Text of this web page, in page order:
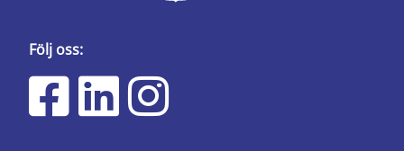
Följ oss: